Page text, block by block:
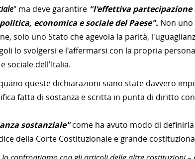
" ma deve garantire "l'effettiva
economica e sociale del Paese". Non uno
solo uno Stato che agevola la parità,
lo svolgersi e l'affermarsi con la propria
sociale dell'Italia.
queste dichiarazioni siano state davvero
fatta di sostanza e scritta in punta di diritto
sostanziale" come ha avuto modo di definirla
della Corte Costituzionale e grande